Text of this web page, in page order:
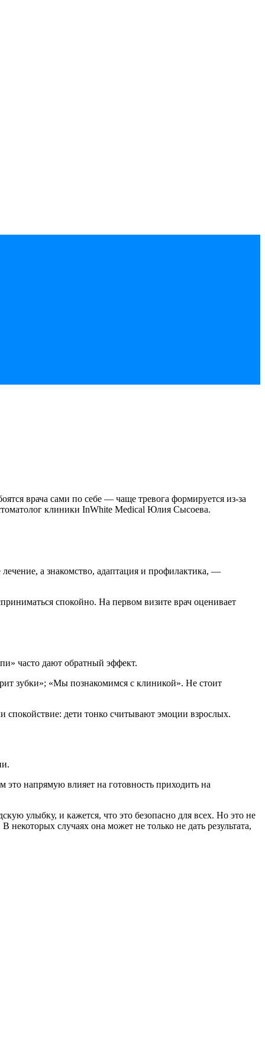
врача сами по себе — чаще тревога формируется из-за
клиники InWhite Medical Юлия Сысоева.
а знакомство, адаптация и профилактика, —
спокойно. На первом визите врач оценивает
часто дают обратный эффект.
зубки»; «Мы познакомимся с клиникой». Не стоит
спокойствие: дети тонко считывают эмоции взрослых.
напрямую влияет на готовность приходить на
улыбку, и кажется, что это безопасно для всех. Но это не
случаях она может не только не дать результата,